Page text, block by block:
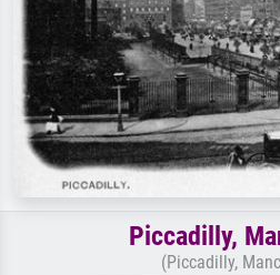
Piccadilly,
(Piccadilly,